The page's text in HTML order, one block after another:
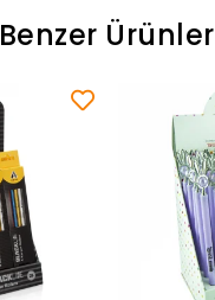
Benzer Ürünler